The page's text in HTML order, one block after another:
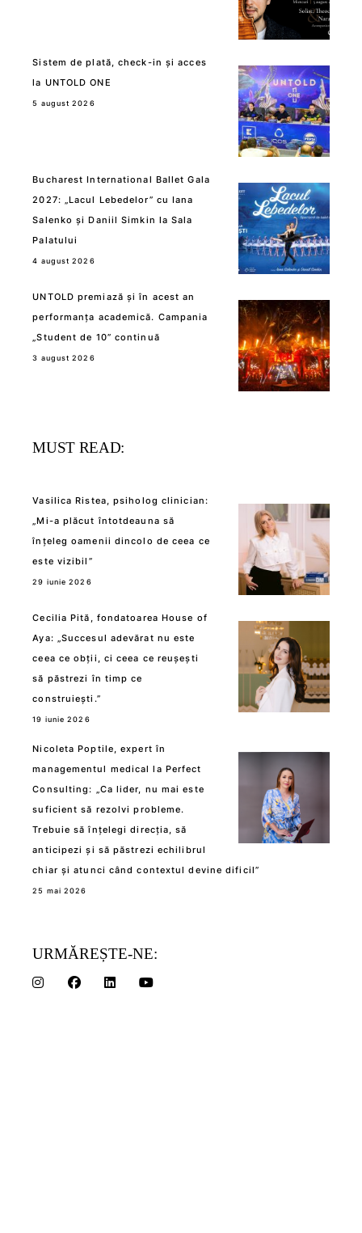
Sistem de plată, check-in și acces
la UNTOLD ONE
5 august 2026
Bucharest International Ballet Gala
2027: „Lacul Lebedelor” cu Iana
Salenko și Daniil Simkin la Sala
Palatului
4 august 2026
UNTOLD premiază și în acest an
performanța academică. Campania
„Student de 10” continuă
3 august 2026
MUST READ:
Vasilica Ristea, psiholog clinician:
„Mi-a plăcut întotdeauna să
înțeleg oamenii dincolo de ceea ce
este vizibil”
29 iunie 2026
Cecilia Pită, fondatoarea House of
Aya: „Succesul adevărat nu este
ceea ce obții, ci ceea ce reușești
să păstrezi în timp ce
construiești.”
19 iunie 2026
Nicoleta Poptile, expert în
managementul medical la Perfect
Consulting: „Ca lider, nu mai este
suficient să rezolvi probleme.
Trebuie să înțelegi direcția, să
anticipezi și să păstrezi echilibrul
chiar și atunci când contextul devine dificil”
25 mai 2026
URMĂREȘTE-NE: